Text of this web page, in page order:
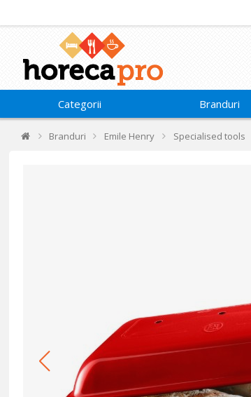
Categorii Branduri
Branduri Emile Henry Specialised tools